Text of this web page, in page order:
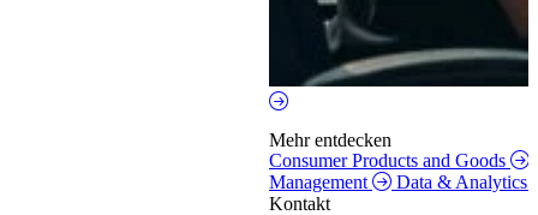
Mehr entdecken
Consumer Products and Goods
Management
Data & Analytics
Kontakt